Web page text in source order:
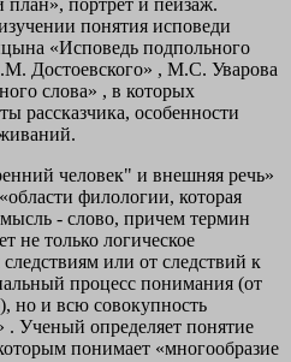
понятия исповеди
«Исповедь подпольного
Достоевского» , М.С. Уварова
слова» , в которых
рассказчика, особенности
человек" и внешняя речь»
филологии, которая
- слово, причем термин
не только логическое
или от следствий к
процесс понимания (от
но и всю совокупность
. Ученый определяет понятие
понимает «многообразие